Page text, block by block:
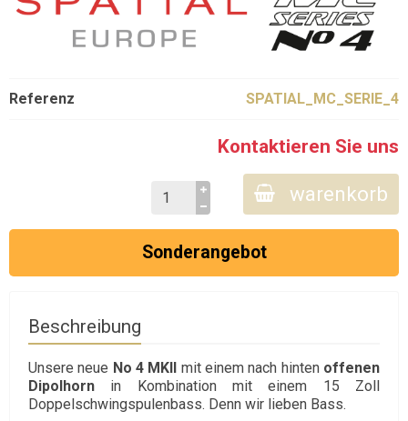
Referenz SPATIAL_MC_SERIE_4
Kontaktieren Sie uns
warenkorb
Sonderangebot
Beschreibung
Unsere neue No 4 MKII mit einem nach hinten offenen
Dipolhorn in Kombination mit einem 15 Zoll
Doppelschwingspulenbass. Denn wir lieben Bass.